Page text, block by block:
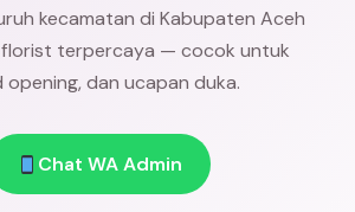
kecamatan di Kabupaten Aceh
florist terpercaya — cocok untuk
opening, dan ucapan duka.
Chat WA Admin